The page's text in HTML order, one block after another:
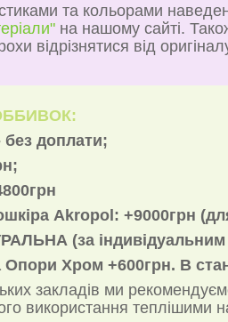
та кольорами
на нашому сайті.
відрізнятися від
без доплати;
Akropol: +9000грн
(за індивідуальним
Опори Хром +600грн. В
закладів ми
використання теплішими